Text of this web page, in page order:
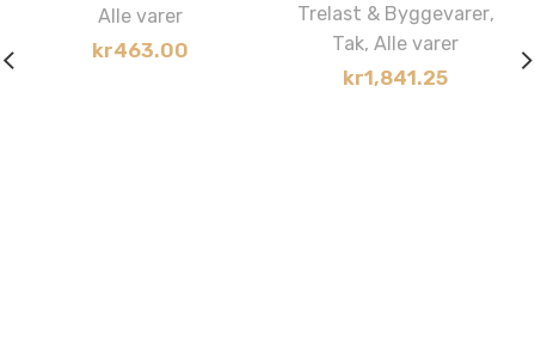
Alle varer
kr463.00
Trelast & Byggevarer,
Tak, Alle varer
kr1,841.25